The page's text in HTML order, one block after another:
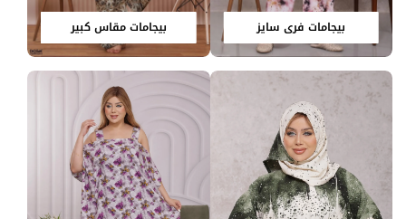
بيجامات فري سايز بيجامات مقاس كبير